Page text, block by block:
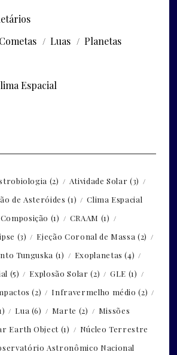
Cometas Luas
Planetas
Espacial
(2) Atividade Solar (3)
de Asteróides (1)
Clima Espacial
Composição (1) CRAAM (1)
(3) Ejeção Coronal de Massa (2)
Tunguska (1) Exoplanetas (4)
(5) Explosão Solar (2) GLE (1)
(2) Infravermelho médio (2)
Lua (6) Marte (2)
Missões
Earth Object (1)
Núcleo Terrestre
Astronômico Nacional